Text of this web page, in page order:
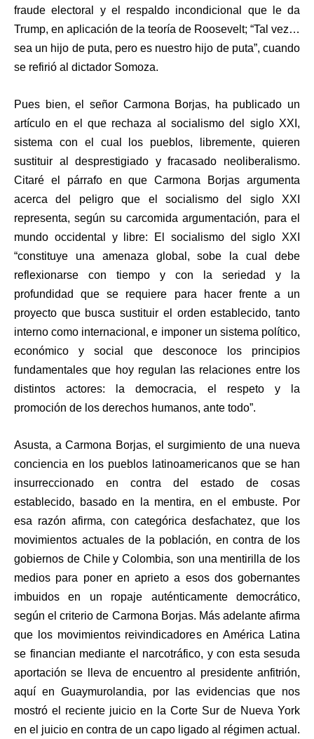
fraude electoral y el respaldo incondicional que le da
Trump, en aplicación de la teoría de Roosevelt; “Tal vez…
sea un hijo de puta, pero es nuestro hijo de puta”, cuando
se refirió al dictador Somoza.
Pues bien, el señor Carmona Borjas, ha publicado un
artículo en el que rechaza al socialismo del siglo XXI,
sistema con el cual los pueblos, libremente, quieren
sustituir al desprestigiado y fracasado neoliberalismo.
Citaré el párrafo en que Carmona Borjas argumenta
acerca del peligro que el socialismo del siglo XXI
representa, según su carcomida argumentación, para el
mundo occidental y libre: El socialismo del siglo XXI
“constituye una amenaza global, sobe la cual debe
reflexionarse con tiempo y con la seriedad y la
profundidad que se requiere para hacer frente a un
proyecto que busca sustituir el orden establecido, tanto
interno como internacional, e imponer un sistema político,
económico y social que desconoce los principios
fundamentales que hoy regulan las relaciones entre los
distintos actores: la democracia, el respeto y la
promoción de los derechos humanos, ante todo”.
Asusta, a Carmona Borjas, el surgimiento de una nueva
conciencia en los pueblos latinoamericanos que se han
insurreccionado en contra del estado de cosas
establecido, basado en la mentira, en el embuste. Por
esa razón afirma, con categórica desfachatez, que los
movimientos actuales de la población, en contra de los
gobiernos de Chile y Colombia, son una mentirilla de los
medios para poner en aprieto a esos dos gobernantes
imbuidos en un ropaje auténticamente democrático,
según el criterio de Carmona Borjas. Más adelante afirma
que los movimientos reivindicadores en América Latina
se financian mediante el narcotráfico, y con esta sesuda
aportación se lleva de encuentro al presidente anfitrión,
aquí en Guaymurolandia, por las evidencias que nos
mostró el reciente juicio en la Corte Sur de Nueva York
en el juicio en contra de un capo ligado al régimen actual.